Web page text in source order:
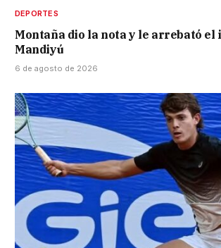
DEPORTES
Montaña dio la nota y le arrebató el
Mandiyú
6 de agosto de 2026